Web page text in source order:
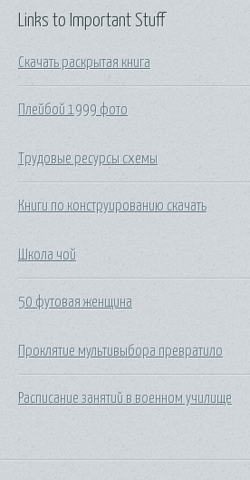
Links to Important Stuff
Скачать раскрытая книга
Плейбой 1999 фото
Трудовые ресурсы схемы
Книги по конструированию скачать
Школа чой
50 футовая женщина
Проклятие мультивыбора превратило
Расписание занятий в военном училище